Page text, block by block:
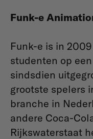
Funk-e
Funk-e is in
studenten op
sindsdien
grootste spelers
branche in
andere Coca-
Rijkswaterstaat